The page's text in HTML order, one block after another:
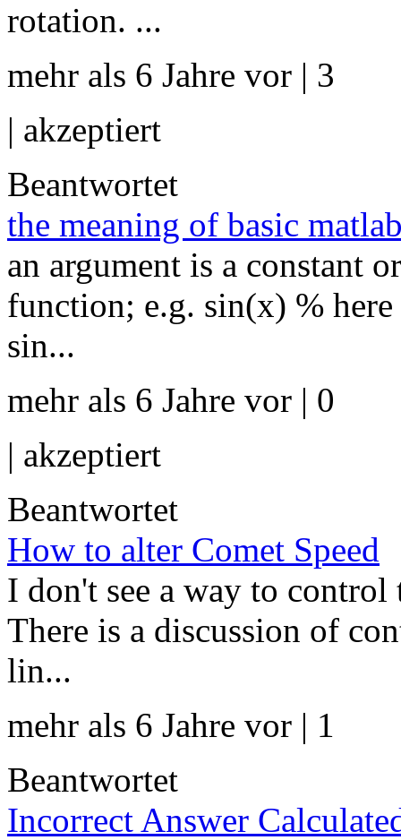
rotation. ...
mehr als 6 Jahre vor | 3
| akzeptiert
Beantwortet
the meaning of basic
an argument is a constant
function; e.g. sin(x) %
sin...
mehr als 6 Jahre vor | 0
| akzeptiert
Beantwortet
How to alter Comet Speed
I don't see a way to
There is a discussion of
lin...
mehr als 6 Jahre vor | 1
Beantwortet
Incorrect Answer